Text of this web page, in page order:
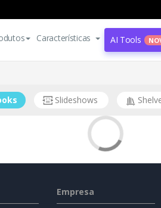
Características AI Tools
Slideshows
Empresa